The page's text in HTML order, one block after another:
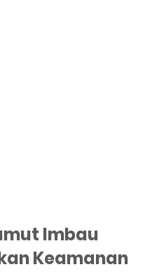
Imbau
Keamanan